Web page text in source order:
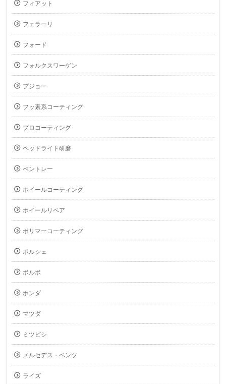
フィアット
フェラーリ
フォード
フォルクスワーゲン
プジョー
フッ素系コーティング
プロコーティング
ヘッドライト研磨
ベントレー
ホイールコーティング
ホイールリペア
ポリマーコーティング
ポルシェ
ボルボ
ホンダ
マツダ
ミツビシ
メルセデス・ベンツ
ライズ